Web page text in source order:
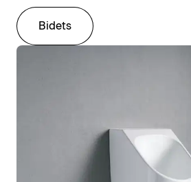
Bidets